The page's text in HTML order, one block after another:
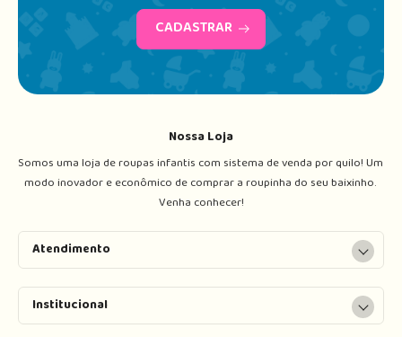
CADASTRAR
Nossa Loja
Somos uma loja de roupas infantis com sistema de venda por quilo! Um
modo inovador e econômico de comprar a roupinha do seu baixinho.
Venha conhecer!
Institucional
Atendimento